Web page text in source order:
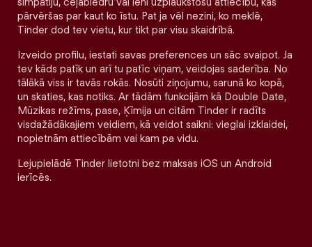
pārvēršas par kaut ko īstu. Pat ja vēl nezini, ko meklē,
Tinder dod tev vietu, kur tikt par visu skaidrībā.
Izveido profilu, iestati savas preferences un sāc svaipot. Ja
tev kāds patīk un arī tu patīc viņam, veidojas saderība. No
tālākā viss ir tavās rokās. Nosūti ziņojumu, sarunā ko kopā,
un skaties, kas notiks. Ar tādām funkcijām kā Double Date,
Mūzikas režīms, pase, Ķīmija un citām Tinder ir radīts
visdažādākajiem veidiem, kā veidot saikni: vieglai izklaidei,
nopietnām attiecībām vai kam pa vidu.
Lejupielādē Tinder lietotni bez maksas iOS un Android
ierīcēs.